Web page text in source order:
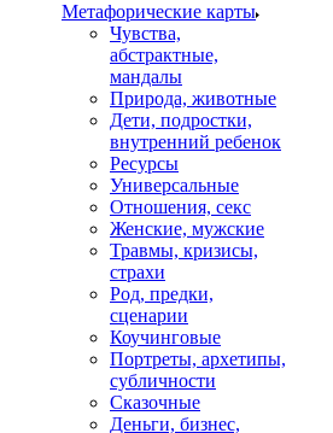
Mетафорические карты
Чувства,
абстрактные,
мандалы
Природа, животные
Дети, подростки,
внутренний ребенок
Ресурсы
Универсальные
Отношения, секс
Женские, мужские
Травмы, кризисы,
страхи
Род, предки,
сценарии
Коучинговые
Портреты, архетипы,
субличности
Сказочные
Деньги, бизнес,